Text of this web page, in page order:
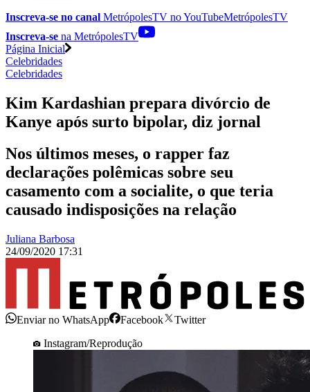
Inscreva-se no canal MetrópolesTV noYouTubeMetrópolesTV
Inscreva-se na MetrópolesTV
Página Inicial
Celebridades
Celebridades
Kim Kardashian prepara divórcio de
Kanye após surto bipolar, diz jornal
Nos últimos meses, o rapper faz
declarações polêmicas sobre seu
casamento com a socialite, o que teria
causado indisposições na relação
Juliana Barbosa
24/09/2020 17:31
Enviar no WhatsApp Facebook
Twitter
Instagram/Reprodução